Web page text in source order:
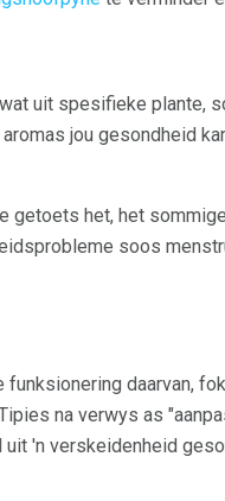
wat uit spesifieke plante,
jou gesondheid
getoets het, het
soos
daarvan,
na verwys as
'n verskeidenheid